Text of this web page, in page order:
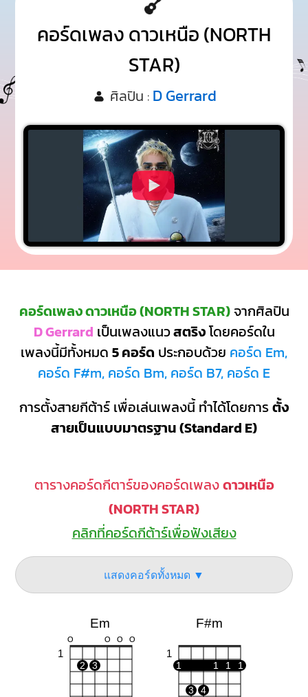
คอร์ดเพลง ดาวเหนือ (NORTH
STAR)
ศิลปิน : D Gerrard
คอร์ดเพลง ดาวเหนือ (NORTH STAR)จากศิลปิน
D Gerrard เป็นเพลงแนวสตริงโดยคอร์ดใน
เพลงนี้มีทั้งหมด 5 คอร์ด ประกอบด้วย คอร์ด Em,
คอร์ด F#m, คอร์ด Bm, คอร์ด B7, คอร์ด E
การตั้งสายกีต้าร์ เพื่อเล่นเพลงนี้ ทำได้โดยการตั้ง
สายเป็นแบบมาตรฐาน (Standard E)
ตารางคอร์ดกีตาร์ของคอร์ดเพลงดาวเหนือ
(NORTH STAR)
คลิกที่คอร์ดกีต้าร์เพื่อฟังเสียง
แสดงคอร์ดทั้งหมด ▼
Em
O O O O
1
2 3
F#m
1
1 1 1 1
3 4